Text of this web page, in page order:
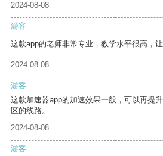
2024-08-08
游客
这款app的老师非常专业，教学水平很高，
2024-08-08
游客
这款加速器app的加速效果一般，可以再提
区的线路。
2024-08-08
游客